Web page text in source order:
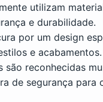
utilizam
e durabilidade.
por um design
e acabamentos.
são reconhecidas
de segurança para